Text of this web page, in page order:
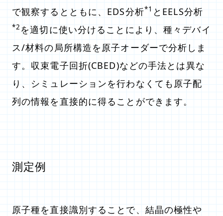
で観察するとともに、EDS分析*1 とEELS分析
*2 を適切に使い分けることにより、種々デバイ
ス/材料の局所構造を原子オーダーで分析しま
す。収束電子回折(CBED)などの手法とは異な
り、シミュレーションを行わなくても原子配
列の情報を直接的に得ることができます。
測定例
原子種を直接識別することで、結晶の極性や